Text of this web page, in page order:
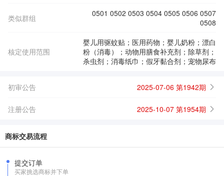
类似群组
0501 0502 0503 0504 0505 0506 0507
0508
核定使用范围
婴儿用驱蚊贴；医用药物；婴儿奶粉；漂白
粉（消毒）；动物用膳食补充剂；除草剂；
杀虫剂；消毒纸巾；假牙黏合剂；宠物尿布
初审公告 2025-07-06 第1942期
注册公告 2025-10-07 第1954期
商标交易流程
提交订单
买家挑选商标并下单